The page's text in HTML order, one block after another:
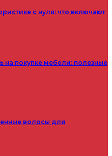
с нуля: что включают
на покупке мебели: полезные
волосы для